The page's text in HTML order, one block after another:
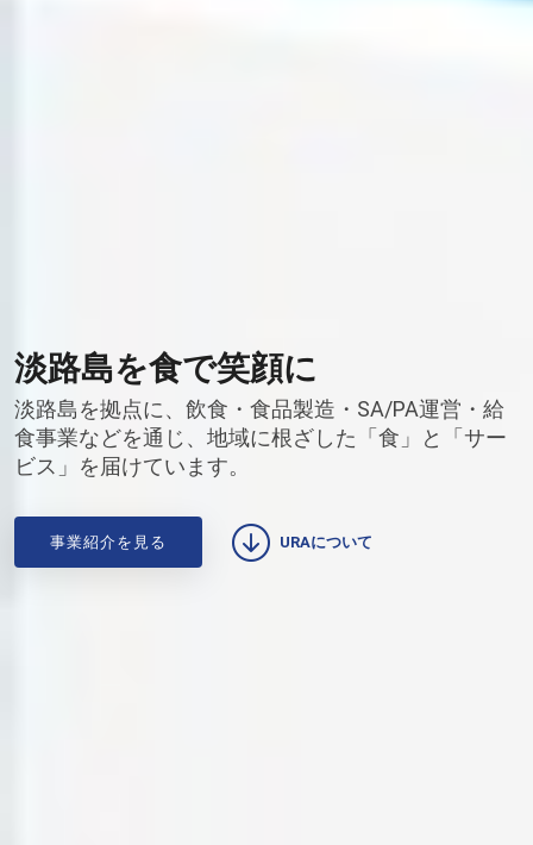
淡路島を食で笑顔に
淡路島を拠点に、飲食・食品製造・SA/PA運営・給
食事業などを通じ、地域に根ざした「食」と「サー
ビス」を届けています。
事業紹介を見る URAについて